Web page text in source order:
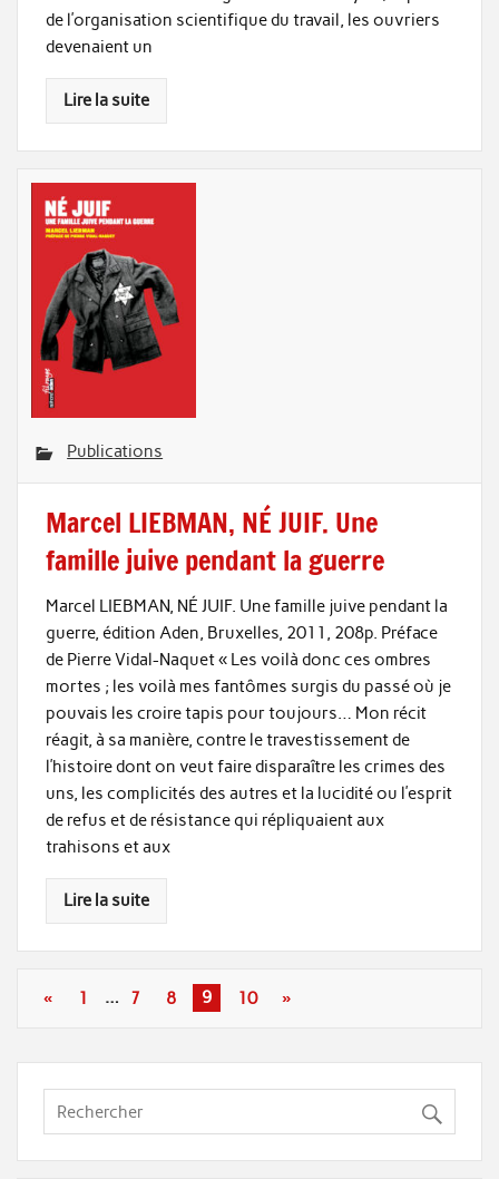
de l’organisation scientifique du travail, les ouvriers
devenaient un
Lire la suite
Publications
Marcel LIEBMAN, NÉ JUIF. Une
famille juive pendant la guerre
Marcel LIEBMAN, NÉ JUIF. Une famille juive pendant la
guerre, édition Aden, Bruxelles, 2011, 208p. Préface
de Pierre Vidal-Naquet « Les voilà donc ces ombres
mortes ; les voilà mes fantômes surgis du passé où je
pouvais les croire tapis pour toujours… Mon récit
réagit, à sa manière, contre le travestissement de
l’histoire dont on veut faire disparaître les crimes des
uns, les complicités des autres et la lucidité ou l’esprit
de refus et de résistance qui répliquaient aux
trahisons et aux
Lire la suite
« 1 … 7 8 9 10 »